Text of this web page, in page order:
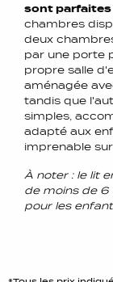
sont parfaites
chambres
deux
par une porte
propre salle
aménagée
tandis que
simples,
adapté aux
imprenable
À noter : le lit
de moins de 6
pour les